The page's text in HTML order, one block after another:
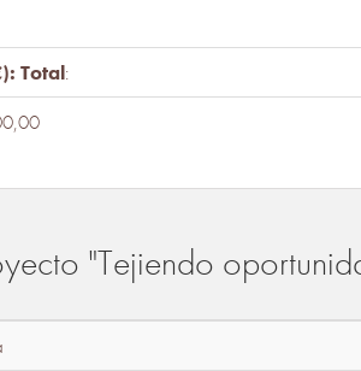
Total:
"Tejiendo